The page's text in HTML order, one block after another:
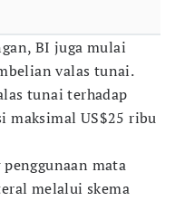
BI juga mulai
valas tunai.
tunai terhadap
maksimal US$25 ribu
mata
melalui skema